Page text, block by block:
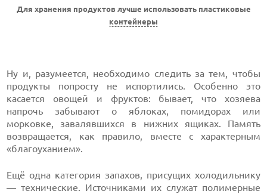
Для хранения продуктов лучше использовать пластиковые
контейнеры
Ну и, разумеется, необходимо следить за тем, чтобы
продукты попросту не испортились. Особенно это
касается овощей и фруктов: бывает, что хозяева
напрочь забывают о яблоках, помидорах или
морковке, завалявшихся в нижних ящиках. Память
возвращается, как правило, вместе с характерным
«благоуханием».
Ещё одна категория запахов, присущих холодильнику
— технические. Источниками их служат полимерные